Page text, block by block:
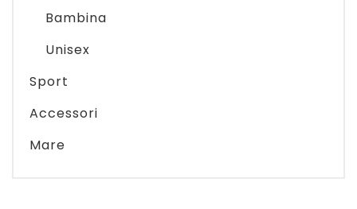
Bambina
Unisex
Sport
Accessori
Mare